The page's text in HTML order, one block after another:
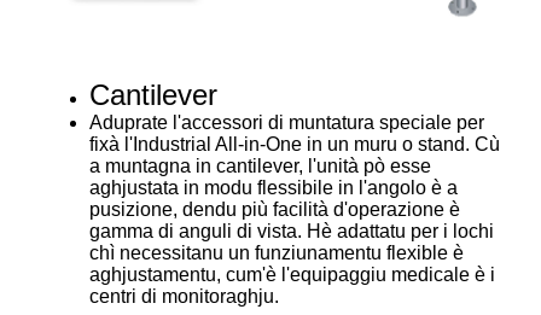
Cantilever
Aduprate l'accessori di muntatura speciale per
fixà l'Industrial All-in-One in un muru o stand. Cù
a muntagna in cantilever, l'unità pò esse
aghjustata in modu flessibile in l'angolo è a
pusizione, dendu più facilità d'operazione è
gamma di anguli di vista. Hè adattatu per i lochi
chì necessitanu un funziunamentu flexible è
aghjustamentu, cum'è l'equipaggiu medicale è i
centri di monitoraghju.